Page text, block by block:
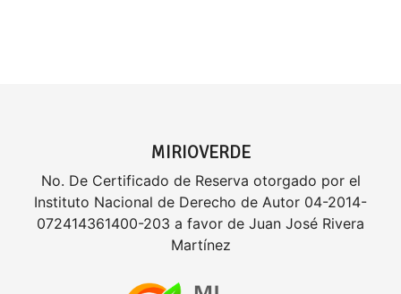
MIRIOVERDE
No. De Certificado de Reserva otorgado por el
Instituto Nacional de Derecho de Autor 04-2014-
072414361400-203 a favor de Juan José Rivera
Martínez